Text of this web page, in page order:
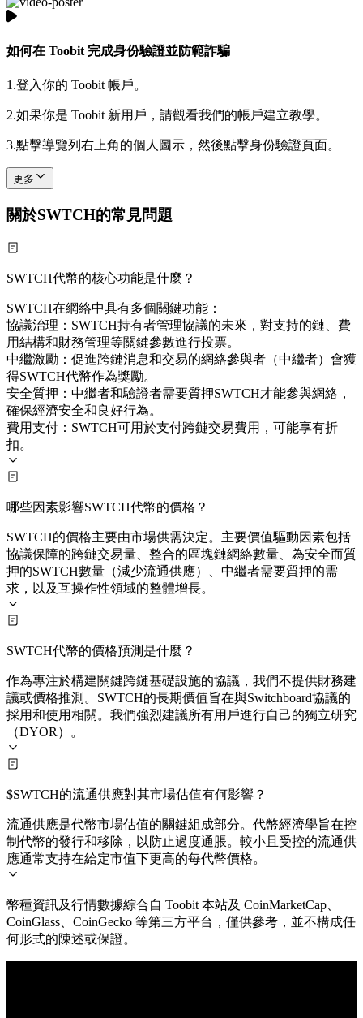
如何在 Toobit 完成身份驗證並防範詐騙
1.登入你的 Toobit 帳戶。
2.如果你是 Toobit 新用戶，請觀看我們的帳戶建立教學。
3.點擊導覽列右上角的個人圖示，然後點擊身份驗證頁面。
更多
關於SWTCH的常見問題
SWTCH代幣的核心功能是什麼？
SWTCH在網絡中具有多個關鍵功能：
協議治理：SWTCH持有者管理協議的未來，對支持的鏈、費
用結構和財務管理等關鍵參數進行投票。
中繼激勵：促進跨鏈消息和交易的網絡參與者（中繼者）會獲
得SWTCH代幣作為獎勵。
安全質押：中繼者和驗證者需要質押SWTCH才能參與網絡，
確保經濟安全和良好行為。
費用支付：SWTCH可用於支付跨鏈交易費用，可能享有折
扣。
哪些因素影響SWTCH代幣的價格？
SWTCH的價格主要由市場供需決定。主要價值驅動因素包括
協議保障的跨鏈交易量、整合的區塊鏈網絡數量、為安全而質
押的SWTCH數量（減少流通供應）、中繼者需要質押的需
求，以及互操作性領域的整體增長。
SWTCH代幣的價格預測是什麼？
作為專注於構建關鍵跨鏈基礎設施的協議，我們不提供財務建
議或價格推測。SWTCH的長期價值旨在與Switchboard協議的
採用和使用相關。我們強烈建議所有用戶進行自己的獨立研究
（DYOR）。
$SWTCH的流通供應對其市場估值有何影響？
流通供應是代幣市場估值的關鍵組成部分。代幣經濟學旨在控
制代幣的發行和移除，以防止過度通脹。較小且受控的流通供
應通常支持在給定市值下更高的每代幣價格。
幣種資訊及行情數據綜合自 Toobit 本站及 CoinMarketCap、
CoinGlass、CoinGecko 等第三方平台，僅供參考，並不構成任
何形式的陳述或保證。